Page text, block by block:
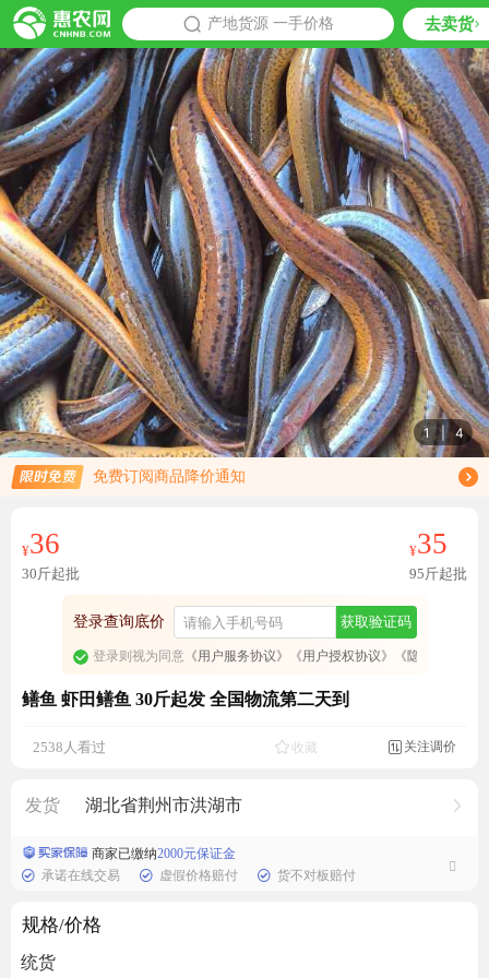
产地货源 一手价格 去卖货
推荐
1 4
限时免费订阅黄鳝行情趋势
免费订阅商品降价通知
¥36
30斤起批
¥35
95斤起批
登录查询底价 获取验证码
登录则视为同意《用户服务协议》 《用户授权协议》 《隐私政策》
鳝鱼 虾田鳝鱼 30斤起发 全国物流第二天到
2538人看过
 收藏 关注调价
发货 湖北省荆州市洪湖市
商家已缴纳2000元保证金
承诺在线交易
虚假价格赔付 货不对板赔付
规格/价格
统货